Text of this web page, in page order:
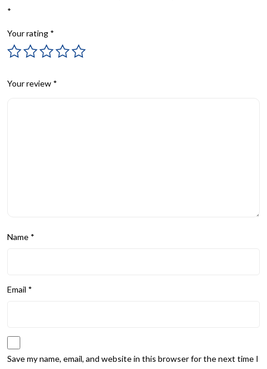
*
Your rating *
Your review *
Name *
Email *
Save my name, email, and website in this browser for the next time I